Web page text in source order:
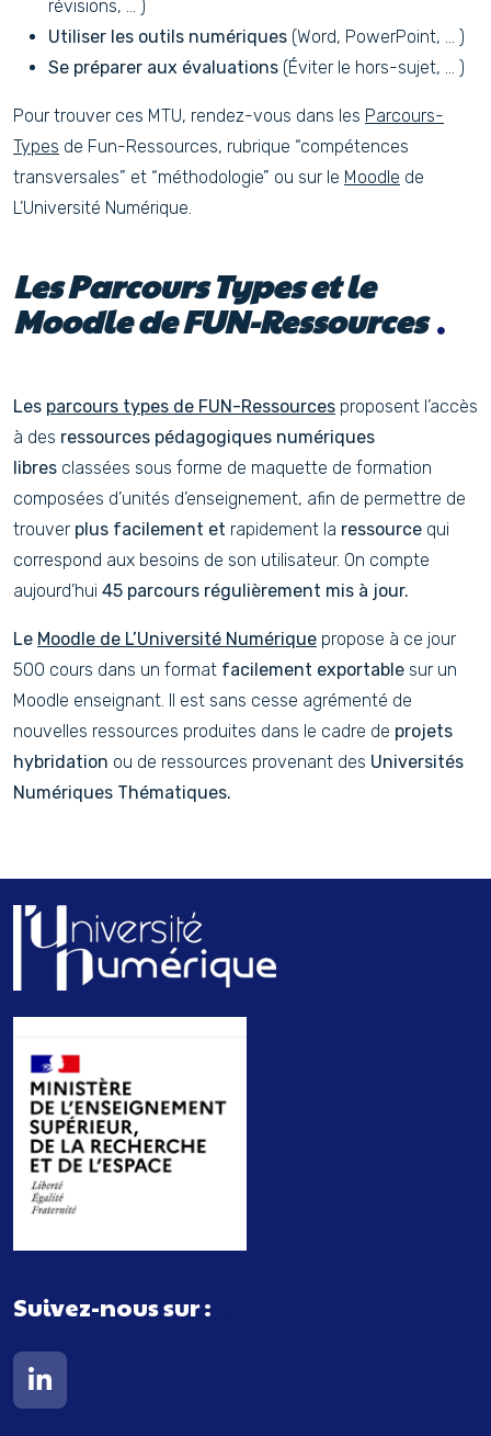
révisions, … )
Utiliser les outils numériques (Word, PowerPoint, … )
Se préparer aux évaluations (Éviter le hors-sujet, … )
Pour trouver ces MTU, rendez-vous dans les Parcours-
Types de Fun-Ressources, rubrique “compétences
transversales” et “méthodologie” ou sur le Moodle de
L’Université Numérique.
Les Parcours Types et le
Moodle de FUN-Ressources
Les parcours types de FUN-Ressources proposent l’accès
à des ressources pédagogiques numériques
libres classées sous forme de maquette de formation
composées d’unités d’enseignement, afin de permettre de
trouver plus facilement et rapidement la ressource qui
correspond aux besoins de son utilisateur. On compte
aujourd’hui 45 parcours régulièrement mis à jour.
Le Moodle de L’Université Numérique propose à ce jour
500 cours dans un format facilement exportable sur un
Moodle enseignant. Il est sans cesse agrémenté de
nouvelles ressources produites dans le cadre de projets
hybridation ou de ressources provenant des Universités
Numériques Thématiques.
Suivez-nous sur :
Lien vers notre page Linkedin